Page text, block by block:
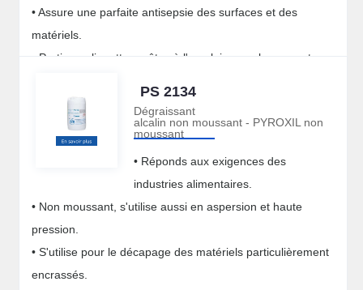
• Assure une parfaite antisepsie des surfaces et des
matériels.
• Pratique : lingettes prêtes à l'emploi sans classement
PS 2134
Dégraissant
alcalin non moussant - PYROXIL non
moussant
• Réponds aux exigences des
industries alimentaires.
• Non moussant, s'utilise aussi en aspersion et haute
pression.
• S'utilise pour le décapage des matériels particulièrement
encrassés.